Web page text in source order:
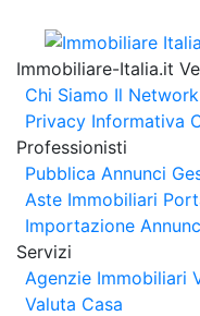
Immobiliare-Italia.it
Chi Siamo Il
Privacy Informativa
Professionisti
Pubblica Annunci
Aste Immobiliari
Importazione
Servizi
Agenzie Immobiliari
Valuta Casa